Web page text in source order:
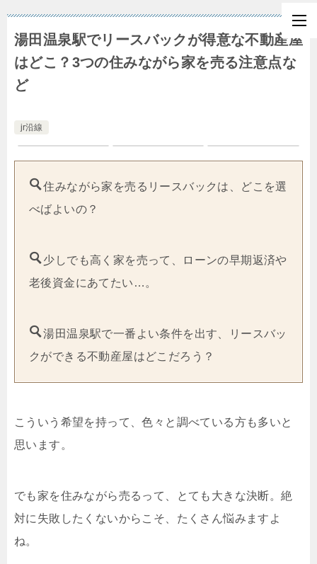
湯田温泉駅でリースバックが得意な不動産屋
はどこ？3つの住みながら家を売る注意点な
ど
jr沿線
住みながら家を売るリースバックは、どこを選
べばよいの？
少しでも高く家を売って、ローンの早期返済や
老後資金にあてたい…。
湯田温泉駅で一番よい条件を出す、リースバッ
クができる不動産屋はどこだろう？
こういう希望を持って、色々と調べている方も多いと
思います。
でも家を住みながら売るって、とても大きな決断。絶
対に失敗したくないからこそ、たくさん悩みますよ
ね。